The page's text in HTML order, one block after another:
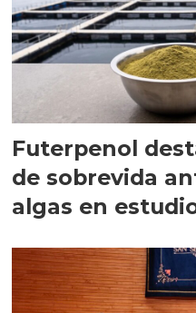
Futerpenol
de sobrevida
algas en